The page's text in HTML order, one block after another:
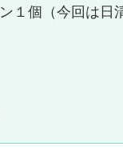
１個（今回は日